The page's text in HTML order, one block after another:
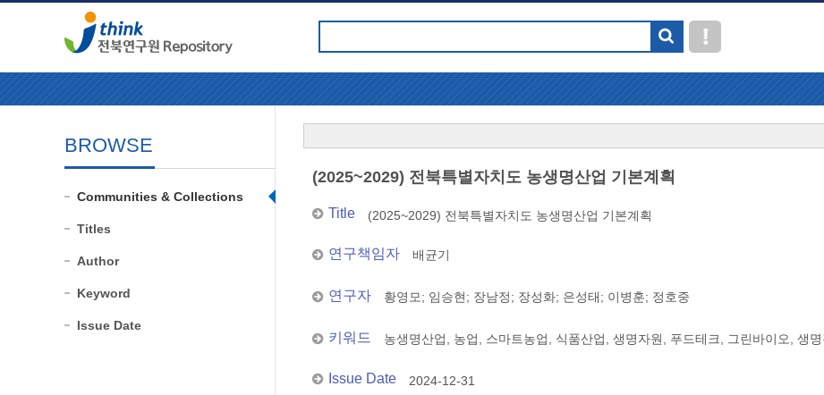
BROWSE
Communities & Collections
Titles
Author
Keyword
Issue Date
(2025~2029) 전북특별자치도 농생명산업 기본계획
Title (2025~2029) 전북특별자치도 농생명산업 기본계획
연구책임자 배균기
연구자 황영모; 임승현; 장남정; 장성화; 은성태; 이병훈; 정호중
키워드 농생명산업, 농업, 스마트농업, 식품산업, 생명자원, 푸드테크, 그린바이오, 생명
Issue Date 2024-12-31